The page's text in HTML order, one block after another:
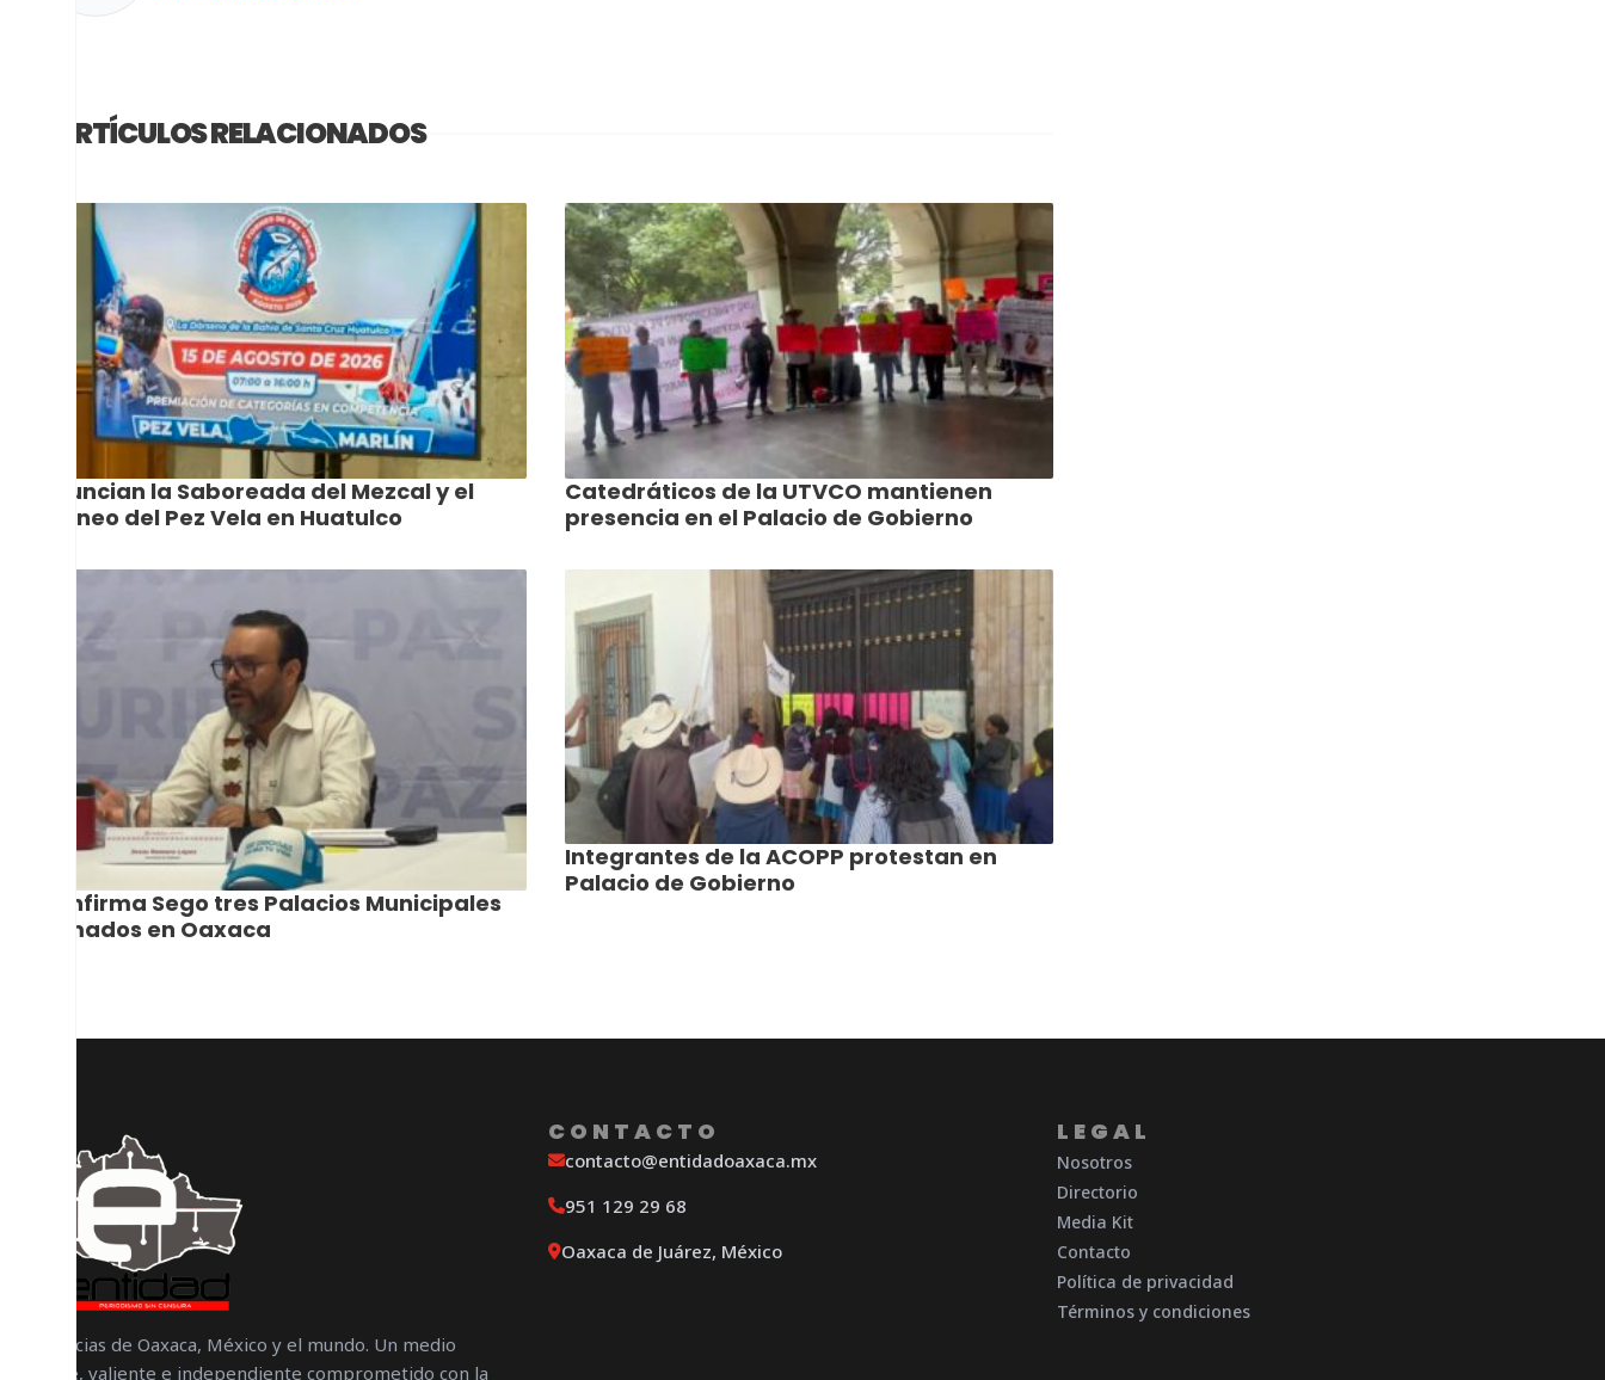
ARTÍCULOS RELACIONADOS
Anuncian la Saboreada del Mezcal y el
Torneo del Pez Vela en Huatulco
Catedráticos de la UTVCO mantienen
presencia en el Palacio de Gobierno
Confirma Sego tres Palacios Municipales
tomados en Oaxaca
Integrantes de la ACOPP protestan en
Palacio de Gobierno
Noticias de Oaxaca, México y el mundo. Un medio
libre, valiente e independiente comprometido con la
CONTACTO
contacto@entidadoaxaca.mx
951 129 29 68
Oaxaca de Juárez, México
LEGAL
Nosotros
Directorio
Media Kit
Contacto
Política de privacidad
Términos y condiciones